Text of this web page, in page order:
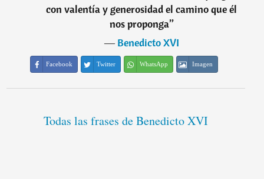
con valentía y generosidad el camino que él
nos proponga”
―Benedicto XVI
Facebook Twitter WhatsApp Imagen
Todas las frases de Benedicto XVI